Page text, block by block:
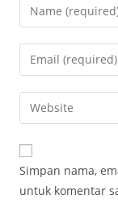
Simpan nama,
untuk komentar